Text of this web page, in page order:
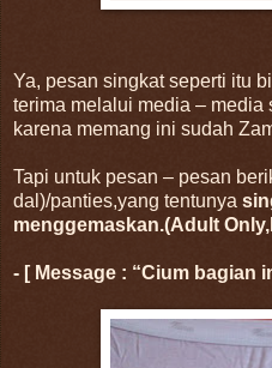
Ya, pesan singkat seperti itu
terima melalui media – media
karena memang ini sudah
Tapi untuk pesan – pesan
dal)/panties,yang tentunya
menggemaskan.(Adult
- [ Message : “Cium bagian